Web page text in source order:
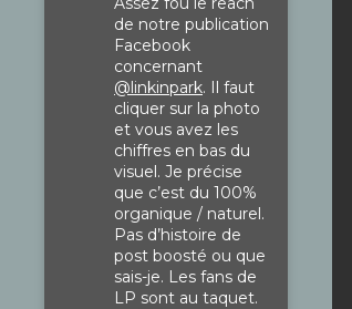
de notre publication
Facebook
concernant
@linkinpark. Il faut
cliquer sur la photo
et vous avez les
chiffres en bas du
visuel. Je précise
que c’est du 100%
organique / naturel.
Pas d’histoire de
post boosté ou que
sais-je. Les fans de
LP sont au taquet.